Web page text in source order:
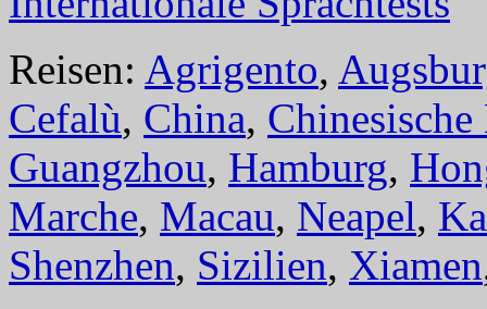
Reisen: Agrigento,
Cefalù, China, Chinesische
Guangzhou, Hamburg,
Marche, Macau, Neapel,
Shenzhen, Sizilien, Xiamen